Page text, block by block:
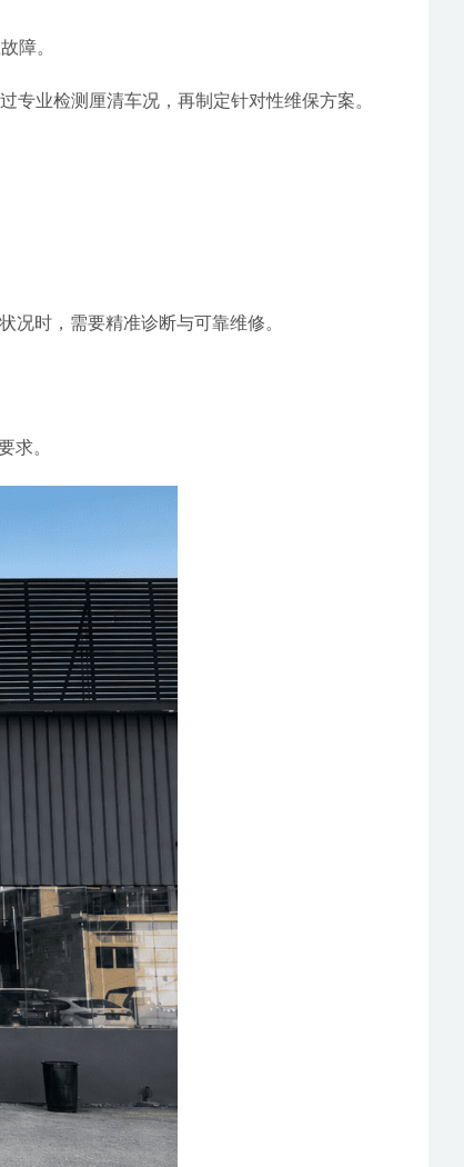
障。
专业检测厘清车况，再制定针对性维保方案。
况时，需要精准诊断与可靠维修。
求。